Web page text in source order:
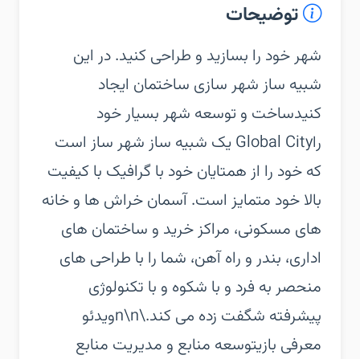
توضیحات
‏‏شهر خود را بسازید و طراحی کنید. در این
شبیه ساز شهر سازی ساختمان ایجاد
کنید‏ساخت و توسعه شهر بسیار خود
را‏Global City یک شبیه ساز شهر ساز است
که خود را از همتایان خود با گرافیک با کیفیت
بالا خود متمایز است. آسمان خراش ها و خانه
های مسکونی، مراکز خرید و ساختمان های
اداری، بندر و راه آهن، شما را با طراحی های
منحصر به فرد و با شکوه و با تکنولوژی
پیشرفته شگفت زده می کند.\n\nویدئو
معرفی بازی‏توسعه منابع و مدیریت منابع